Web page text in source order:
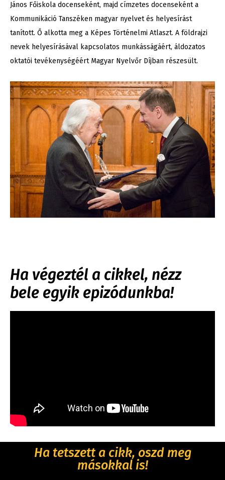
János Főiskola docenseként, majd címzetes docenseként a
Kommunikáció Tanszéken magyar nyelvet és helyesírást
tanított. Ő alkotta meg a Képes Történelmi Atlaszt. A földrajzi
nevek helyesírásával kapcsolatos munkásságáért, áldozatos
oktatói tevékenységéért Magyar Nyelvőr Díjban részesült.
Ha végeztél a cikkel, nézz
bele egyik epizódunkba!
Ha tetszett a cikk, oszd meg
másokkal is!